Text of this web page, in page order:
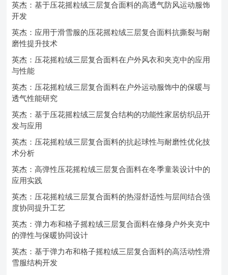
英杰：基于压花摇粒绒三层复合面料的高透气防风运动服饰
开发
英杰：应用于滑雪服的压花摇粒绒三层复合面料抗撕裂与耐
磨性提升技术
英杰：压花摇粒绒三层复合面料在户外风衣和夹克中的应用
与性能
英杰：压花摇粒绒三层复合面料在户外运动服饰中的保暖与
透气性能研究
英杰：基于压花摇粒绒三层复合结构的功能性家居纺织品开
发与应用
英杰：压花摇粒绒三层复合面料的抗起球性与耐磨性优化技
术分析
英杰：高弹性压花摇粒绒三层复合面料在冬季童装设计中的
应用实践
英杰：压花摇粒绒三层复合面料的热湿舒适性与层间结合强
度协同提升工艺
英杰：弹力布和格子摇粒绒三层复合面料在修身户外夹克中
的弹性与保暖协同设计
英杰：基于弹力布和格子摇粒绒三层复合面料的高活动性滑
雪服结构开发